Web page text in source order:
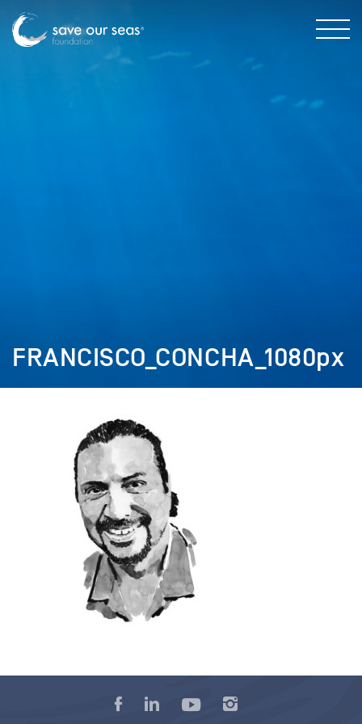
FRANCISCO_CONCHA_1080px